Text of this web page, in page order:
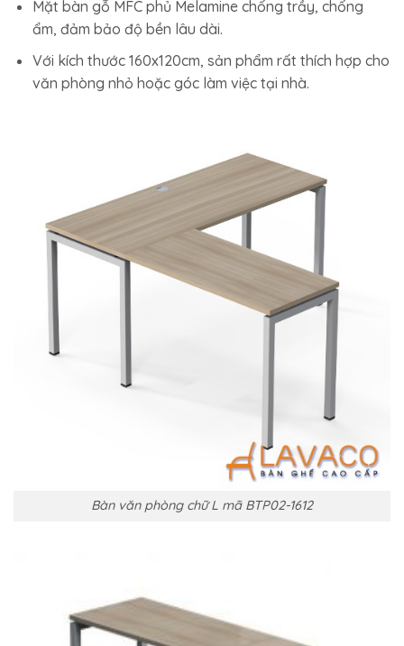
Mặt bàn gỗ MFC phủ Melamine chống trầy, chống
ẩm, đảm bảo độ bền lâu dài.
Với kích thước 160x120cm, sản phẩm rất thích hợp cho
văn phòng nhỏ hoặc góc làm việc tại nhà.
Bàn văn phòng chữ L mã BTP02-1612